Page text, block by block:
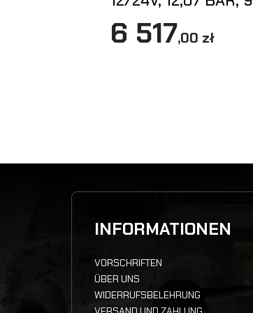
6 517,00 zł
INFORMATIONEN
VORSCHRIFTEN
ÜBER UNS
WIDERRUFSBELEHRUNG